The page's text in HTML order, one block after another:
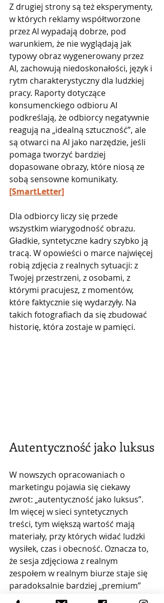
Z drugiej strony są też eksperymenty,
w których reklamy współtworzone
przez AI wypadają dobrze, pod
warunkiem, że nie wyglądają jak
typowy obraz wygenerowany przez
AI, zachowują niedoskonałości, język i
rytm charakterystyczny dla ludzkiej
pracy. Raporty dotyczące
konsumenckiego odbioru AI
podkreślają, że odbiorcy negatywnie
reagują na „idealną sztuczność”, ale
są otwarci na AI jako narzędzie, jeśli
pomaga tworzyć bardziej
dopasowane obrazy, które niosą ze
sobą sensowne komunikaty.
[SmartLetter]
Dla odbiorcy liczy się przede
wszystkim wiarygodność obrazu.
Gładkie, syntetyczne kadry szybko ją
tracą. W opowieści o marce najwięcej
robią zdjęcia z realnych sytuacji: z
Twojej przestrzeni, z osobami, z
którymi pracujesz, z momentów,
które faktycznie się wydarzyły. Na
takich fotografiach da się zbudować
historię, która zostaje w pamięci.
Autentyczność jako luksus
W nowszych opracowaniach o
marketingu pojawia się ciekawy
zwrot: „autentyczność jako luksus”.
Im więcej w sieci syntetycznych
treści, tym większą wartość mają
materiały, przy których widać ludzki
wysiłek, czas i obecność. Oznacza to,
że sesja zdjęciowa z realnym
zespołem w realnym biurze staje się
paradoksalnie bardziej „premium”
niż najbardziej dopracowana grafika